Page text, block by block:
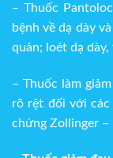
– Thuốc
bệnh về dạ dày
quản; loét dạ dày,
– Thuốc làm
rõ rệt đối với
chứng Zollinger –